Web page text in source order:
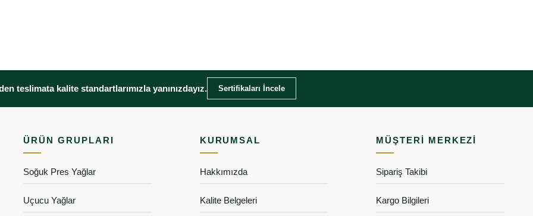
teslimata kalite standartlarımızla yanınızdayız. Sertifikaları İncele
ÜRÜN GRUPLARI
Soğuk Pres Yağlar
Uçucu Yağlar
KURUMSAL
Hakkımızda
Kalite Belgeleri
MÜŞTERI MERKEZI
Sipariş Takibi
Kargo Bilgileri